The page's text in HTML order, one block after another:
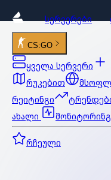
ᲡᲔᲠᲕᲔᲠᲔᲑᲘ
CS:GO
ყველა სერვერი
რუკებით
რეიტინგი
ახალი
რჩეული